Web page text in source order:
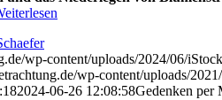
wp-content/uploads/2024/06/
wp-content/uploads/
2024-06-26 12:08:58Gedenken per